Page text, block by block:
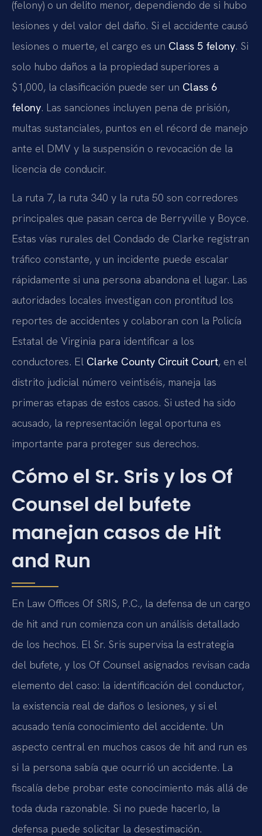
(felony) o un delito menor, dependiendo de si hubo
lesiones y del valor del daño. Si el accidente causó
lesiones o muerte, el cargo es un Class 5 felony. Si
solo hubo daños a la propiedad superiores a
$1,000, la clasificación puede ser un Class 6
felony. Las sanciones incluyen pena de prisión,
multas sustanciales, puntos en el récord de manejo
ante el DMV y la suspensión o revocación de la
licencia de conducir.
La ruta 7, la ruta 340 y la ruta 50 son corredores
principales que pasan cerca de Berryville y Boyce.
Estas vías rurales del Condado de Clarke registran
tráfico constante, y un incidente puede escalar
rápidamente si una persona abandona el lugar. Las
autoridades locales investigan con prontitud los
reportes de accidentes y colaboran con la Policía
Estatal de Virginia para identificar a los
conductores. El Clarke County Circuit Court, en el
distrito judicial número veintiséis, maneja las
primeras etapas de estos casos. Si usted ha sido
acusado, la representación legal oportuna es
importante para proteger sus derechos.
Cómo el Sr. Sris y los Of
Counsel del bufete
manejan casos de Hit
and Run
En Law Offices Of SRIS, P.C., la defensa de un cargo
de hit and run comienza con un análisis detallado
de los hechos. El Sr. Sris supervisa la estrategia
del bufete, y los Of Counsel asignados revisan cada
elemento del caso: la identificación del conductor,
la existencia real de daños o lesiones, y si el
acusado tenía conocimiento del accidente. Un
aspecto central en muchos casos de hit and run es
si la persona sabía que ocurrió un accidente. La
fiscalía debe probar este conocimiento más allá de
toda duda razonable. Si no puede hacerlo, la
defensa puede solicitar la desestimación.